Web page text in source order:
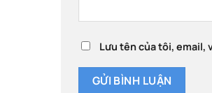
Lưu tên của tôi, email,